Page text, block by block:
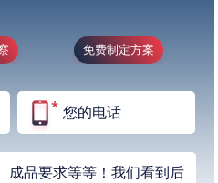
免费制定方案